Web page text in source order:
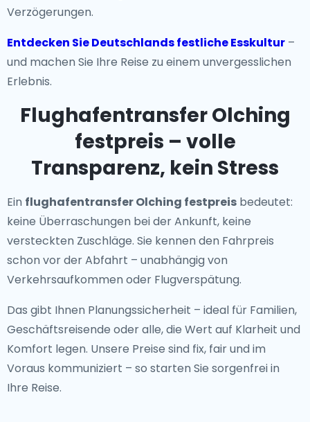
Verzögerungen.
Entdecken Sie Deutschlands festliche Esskultur –
und machen Sie Ihre Reise zu einem unvergesslichen
Erlebnis.
Flughafentransfer Olching
festpreis – volle
Transparenz, kein Stress
Ein flughafentransfer Olching festpreis bedeutet:
keine Überraschungen bei der Ankunft, keine
versteckten Zuschläge. Sie kennen den Fahrpreis
schon vor der Abfahrt – unabhängig von
Verkehrsaufkommen oder Flugverspätung.
Das gibt Ihnen Planungssicherheit – ideal für Familien,
Geschäftsreisende oder alle, die Wert auf Klarheit und
Komfort legen. Unsere Preise sind fix, fair und im
Voraus kommuniziert – so starten Sie sorgenfrei in
Ihre Reise.